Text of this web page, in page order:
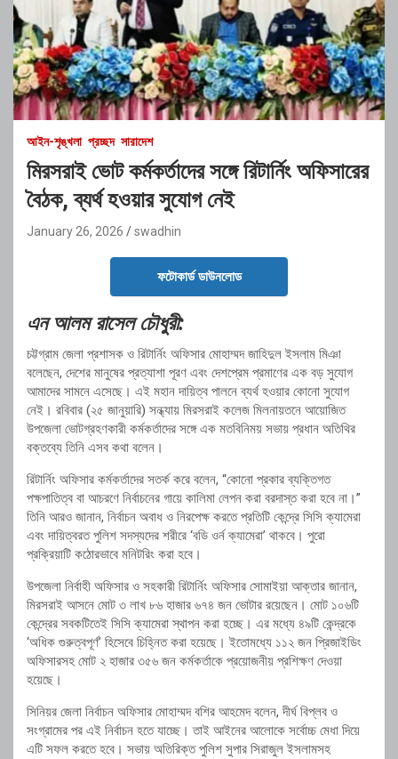
আইন-শৃঙ্খলা প্রচ্ছদ সারাদেশ
মিরসরাই ভোট কর্মকর্তাদের সঙ্গে রিটার্নিং অফিসারের
বৈঠক, ব্যর্থ হওয়ার সুযোগ নেই
January 26, 2026 swadhin
ফটোকার্ড ডাউনলোড
এন আলম রাসেল চৌধুরী:
চট্টগ্রাম জেলা প্রশাসক ও রিটার্নিং অফিসার মোহাম্মদ জাহিদুল ইসলাম মিঞা
বলেছেন, দেশের মানুষের প্রত্যাশা পূরণ এবং দেশপ্রেম প্রমাণের এক বড় সুযোগ
আমাদের সামনে এসেছে। এই মহান দায়িত্ব পালনে ব্যর্থ হওয়ার কোনো সুযোগ
নেই। রবিবার (২৫ জানুয়ারি) সন্ধ্যায় মিরসরাই কলেজ মিলনায়তনে আয়োজিত
উপজেলা ভোটগ্রহণকারী কর্মকর্তাদের সঙ্গে এক মতবিনিময় সভায় প্রধান অতিথির
বক্তব্যে তিনি এসব কথা বলেন।
রিটার্নিং অফিসার কর্মকর্তাদের সতর্ক করে বলেন, “কোনো প্রকার ব্যক্তিগত
পক্ষপাতিত্ব বা আচরণে নির্বাচনের গায়ে কালিমা লেপন করা বরদাস্ত করা হবে না।”
তিনি আরও জানান, নির্বাচন অবাধ ও নিরপেক্ষ করতে প্রতিটি কেন্দ্রে সিসি ক্যামেরা
এবং দায়িত্বরত পুলিশ সদস্যদের শরীরে ‘বডি ওর্ন ক্যামেরা’ থাকবে। পুরো
প্রক্রিয়াটি কঠোরভাবে মনিটরিং করা হবে।
উপজেলা নির্বাহী অফিসার ও সহকারী রিটার্নিং অফিসার সোমাইয়া আক্তার জানান,
মিরসরাই আসনে মোট ৩ লাখ ৮৬ হাজার ৬৭৪ জন ভোটার রয়েছেন। মোট ১০৬টি
কেন্দ্রের সবকটিতেই সিসি ক্যামেরা স্থাপন করা হচ্ছে। এর মধ্যে ৪৯টি কেন্দ্রকে
‘অধিক গুরুত্বপূর্ণ’ হিসেবে চিহ্নিত করা হয়েছে। ইতোমধ্যে ১১২ জন প্রিজাইডিং
অফিসারসহ মোট ২ হাজার ৩৫৬ জন কর্মকর্তাকে প্রয়োজনীয় প্রশিক্ষণ দেওয়া
হয়েছে।
সিনিয়র জেলা নির্বাচন অফিসার মোহাম্মদ বশির আহমেদ বলেন, দীর্ঘ বিপ্লব ও
সংগ্রামের পর এই নির্বাচন হতে যাচ্ছে। তাই আইনের আলোকে সর্বোচ্চ মেধা দিয়ে
এটি সফল করতে হবে। সভায় অতিরিক্ত পুলিশ সুপার সিরাজুল ইসলামসহ